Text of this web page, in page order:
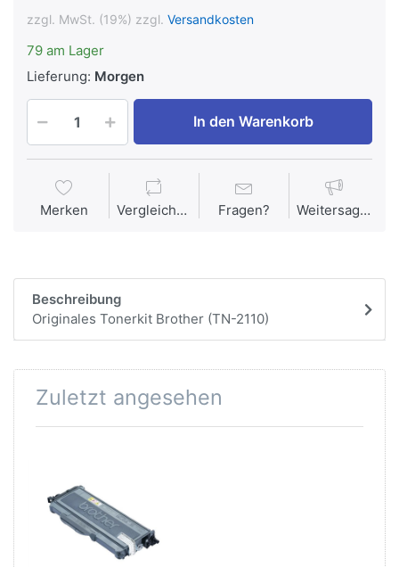
zzgl. MwSt. (19%) zzgl. Versandkosten
79 am Lager
Lieferung: Morgen
In den Warenkorb
Merken Vergleichen Fragen? Weitersagen
Beschreibung
Originales Tonerkit Brother (TN-2110)
Zuletzt angesehen